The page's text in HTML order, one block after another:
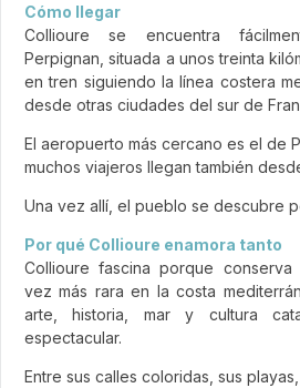
Cómo llegar
Collioure se encuentra
Perpignan, situada a unos treinta
en tren siguiendo la línea costera
desde otras ciudades del sur de
El aeropuerto más cercano es el de
muchos viajeros llegan también
Una vez allí, el pueblo se descubre
Por qué Collioure enamora tanto
Collioure fascina porque conserva
vez más rara en la costa
arte, historia, mar y cultura
espectacular.
Entre sus calles coloridas, sus